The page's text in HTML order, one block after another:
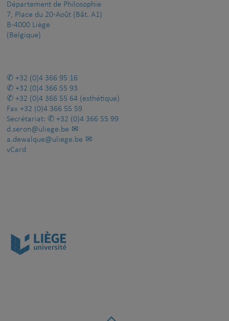
Département de Philosophie
7, Place du 20-Août (Bât. A1)
B-4000 Liège
(Belgique)
+32 (0)4 366 95 16
+32 (0)4 366 55 93
+32 (0)4 366 55 64 (esthétique)
Fax +32 (0)4 366 55 59
Secrétariat:
+32 (0)4 366 55 99
d.seron@uliege.be
a.dewalque@uliege.be
vCard